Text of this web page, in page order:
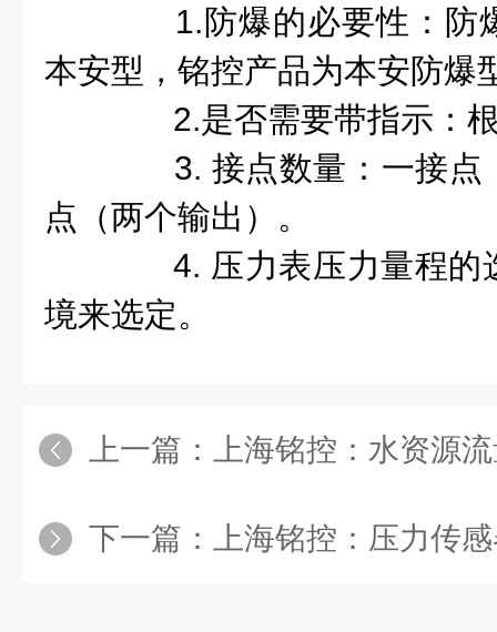
1.防爆的必要性：防
本安型， 铭控产品为本安防爆
2.是否需要带指示：根
3. 接点数量：一接点
点（两个输出）。
4. 压力表压力量程的
境来选定。
上一篇： 上海铭控：水资源
下一篇： 上海铭控：压力传